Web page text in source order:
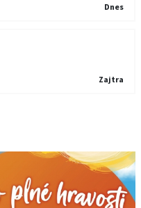
Dnes
Zajtra